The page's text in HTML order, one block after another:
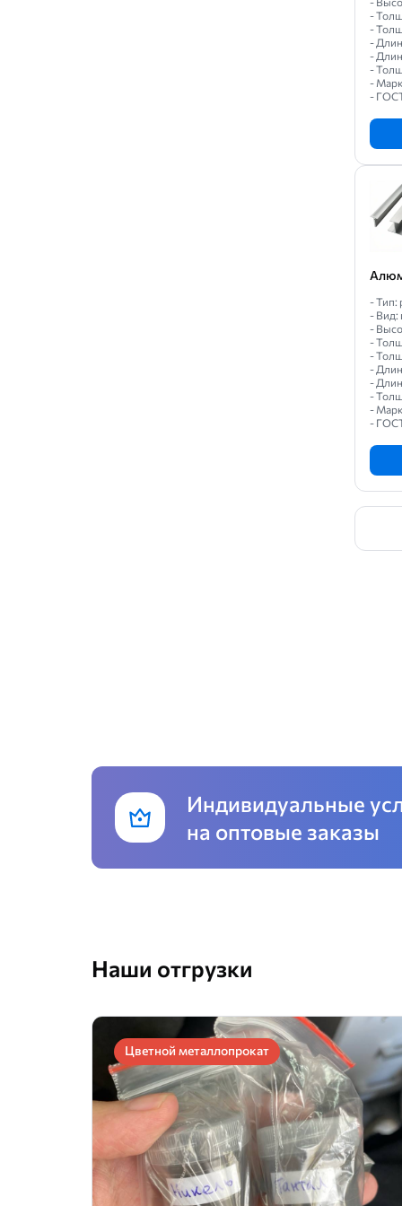
-
-
-
-
-
-
-
- Тип:
- Вид:
-
-
-
-
-
-
-
-
Индивидуальные
на оптовые заказы
Наши отгрузки
Цветной металлопрокат